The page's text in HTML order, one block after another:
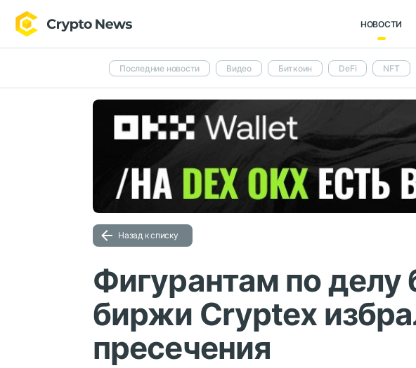
НОВОСТИ
Последние новости Видео Биткоин DeFi NFT
Назад к списку
Фигурантам по делу
биржи Cryptex
пресечения